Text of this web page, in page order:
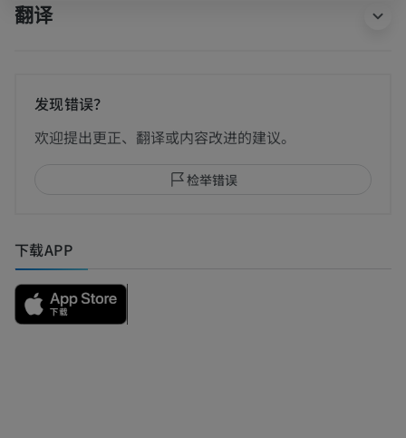
翻译
发现错误？
欢迎提出更正、翻译或内容改进的建议。
检举错误
下载APP